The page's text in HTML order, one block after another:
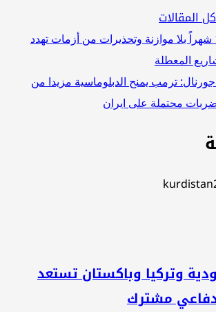
المقالات
العراق .. 16 شهراً بلا موازنة وتحذيرات من أزمات تهدد
المعطلة
ترمب يمنح الدبلوماسية مزيدا من
محتملة على ايران
وتركيا وباكستان تستعد
دفاعي مشترك